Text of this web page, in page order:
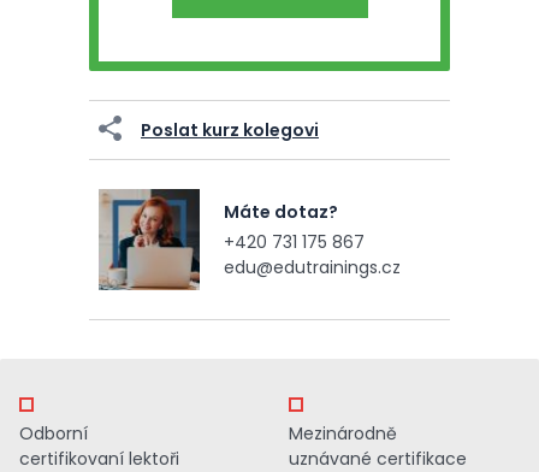
Poslat kurz kolegovi
Máte dotaz?
+420 731 175 867
edu@edutrainings.cz
Odborní
certifikovaní lektoři
Mezinárodně
uznávané certifikace